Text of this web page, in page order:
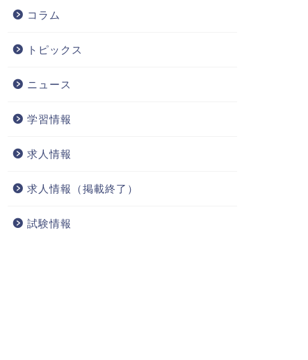
コラム
トピックス
ニュース
学習情報
求人情報
求人情報（掲載終了）
試験情報